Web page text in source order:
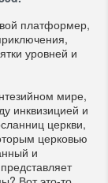
платформер,
уровней и
мире,
инквизицией и
церкви,
церковью
и